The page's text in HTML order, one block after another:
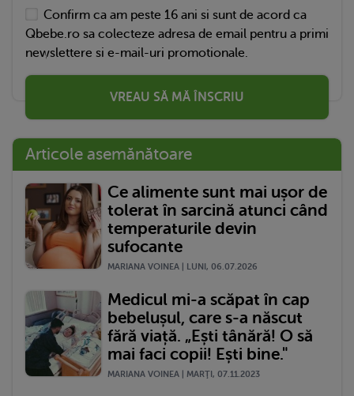
Confirm ca am peste 16 ani si sunt de acord ca
Qbebe.ro sa colecteze adresa de email pentru a primi
newslettere si e-mail-uri promotionale.
VREAU SĂ MĂ ÎNSCRIU
Articole asemănătoare
Ce alimente sunt mai ușor de
tolerat în sarcină atunci când
temperaturile devin
sufocante
MARIANA VOINEA | LUNI, 06.07.2026
Medicul mi-a scăpat în cap
bebelușul, care s-a născut
fără viață. „Ești tânără! O să
mai faci copii! Ești bine."
MARIANA VOINEA | MARŢI, 07.11.2023